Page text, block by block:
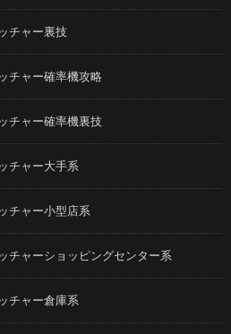
チャー裏技
チャー確率機攻略
チャー確率機裏技
チャー大手系
チャー小型店系
チャーショッピングセンター系
チャー倉庫系